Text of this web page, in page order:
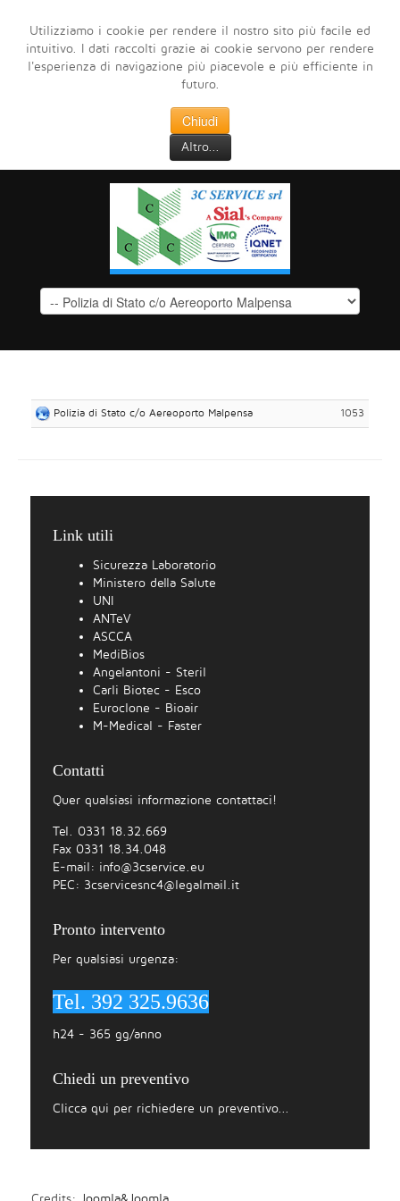
Utilizziamo i cookie per rendere il nostro sito più facile ed
intuitivo. I dati raccolti grazie ai cookie servono per rendere
l'esperienza di navigazione più piacevole e più efficiente in
futuro.
Chiudi
Altro...
Polizia di Stato c/o Aereoporto Malpensa 1053
Link utili
Sicurezza Laboratorio
Ministero della Salute
UNI
ANTeV
ASCCA
MediBios
Angelantoni - Steril
Carli Biotec - Esco
Euroclone - Bioair
M-Medical - Faster
Contatti
Quer qualsiasi informazione contattaci!
Tel. 0331 18.32.669
Fax 0331 18.34.048
E-mail: info@3cservice.eu
PEC: 3cservicesnc4@legalmail.it
Pronto intervento
Per qualsiasi urgenza:
Tel. 392 325.9636
h24 - 365 gg/anno
Chiedi un preventivo
Clicca qui per richiedere un preventivo...